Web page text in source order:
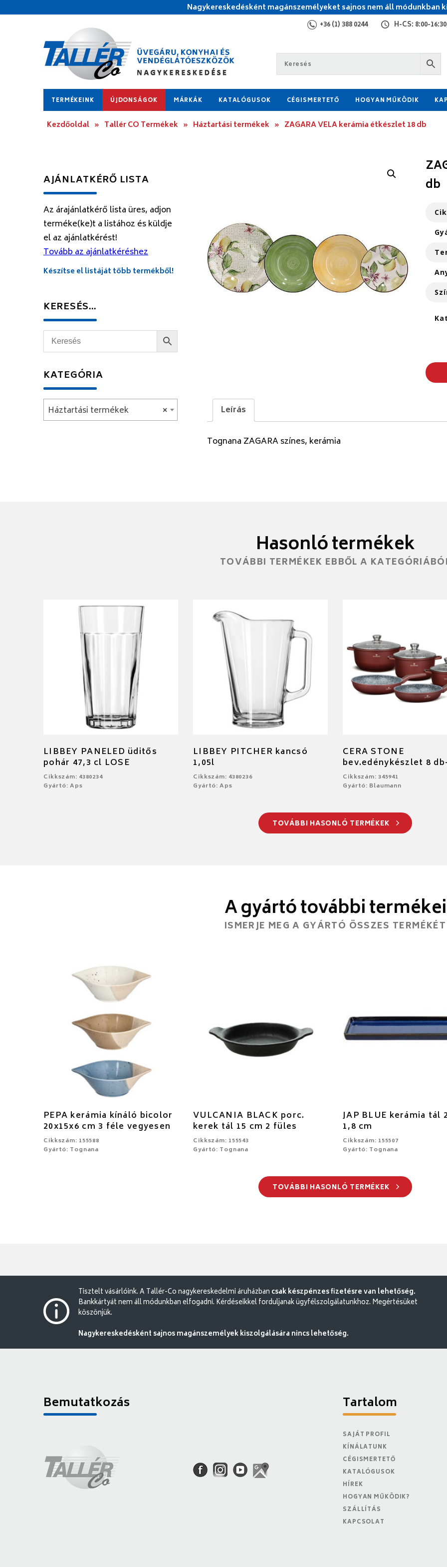
Nagykereskedésként magánszemélyeket sajnos nem áll módunkban
+36 (1) 388 0244 H-CS: 8:00-
TERMÉKEINK ÚJDONSÁGOK MÁRKÁK KATALÓGUSOK CÉGISMERTETŐ HOGYAN MŰKÖDIK
Kezdőoldal » Tallér CO Termékek » Háztartási termékek » ZAGARA VELA kerámia étkészlet 18 db
db
Leírás
Tognana ZAGARA színes, kerámia
AJÁNLATKÉRŐ LISTA
Az árajánlatkérő lista üres, adjon
terméke(ke)t a listához és küldje
el az ajánlatkérést!
Tovább az ajánlatkéréshez
Készítse el listáját több termékből!
KERESÉS…
KATEGÓRIA
×
Háztartási termékek
Hasonló termékek
TOVÁBBI TERMÉKEK EBBŐL A
LIBBEY PANELED üditős
pohár 47,3 cl LOSE
Cikkszám: 4380234
Gyártó: Aps
LIBBEY PITCHER kancsó
1,05l
Cikkszám: 4380236
Gyártó: Aps
CERA STONE
bev.edénykészlet 8
Cikkszám: 345941
Gyártó: Blaumann
TOVÁBBI HASONLÓ TERMÉKEK
A gyártó további termékei
ISMERJE MEG A GYÁRTÓ ÖSSZES TERMÉKÉT
PEPA kerámia kínáló bicolor
20x15x6 cm 3 féle vegyesen
Cikkszám: 155588
Gyártó: Tognana
VULCANIA BLACK porc.
kerek tál 15 cm 2 füles
Cikkszám: 155543
Gyártó: Tognana
JAP BLUE kerámia tál
1,8 cm
Cikkszám: 155507
Gyártó: Tognana
TOVÁBBI HASONLÓ TERMÉKEK
Tisztelt vásárlóink. A Tallér-Co nagykereskedelmi áruházban csak készpénzes fizetésre van lehetőség.
Bankkártyát nem áll módunkban elfogadni. Kérdéseikkel forduljanak ügyfélszolgálatunkhoz. Megértésüket
köszönjük.
Nagykereskedésként sajnos magánszemélyek kiszolgálására nincs lehetőség.
Bemutatkozás Tartalom
SAJÁT PROFIL
KÍNÁLATUNK
CÉGISMERTETŐ
KATALÓGUSOK
HÍREK
HOGYAN MŰKÖDIK?
SZÁLLÍTÁS
KAPCSOLAT